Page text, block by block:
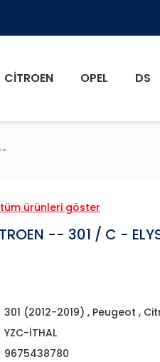
CITROEN OPEL DS
tüm ürünleri göster
-- 301 / C -
301 (2012-2019) , Peugeot ,
YZC-İTHAL
9675438780